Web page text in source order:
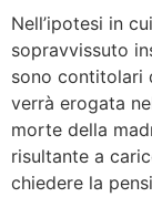
Nell’ipotesi in
sopravvissuto
sono contitolari
verrà erogata
morte della
risultante a
chiedere la